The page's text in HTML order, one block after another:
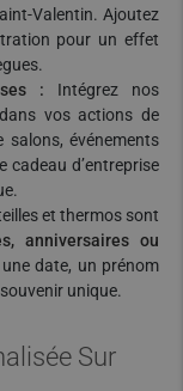
Valentin. Ajoutez
pour un effet
: Intégrez nos
vos actions de
salons, événements
cadeau d’entreprise
et thermos sont
anniversaires ou
date, un prénom
unique.
Sur